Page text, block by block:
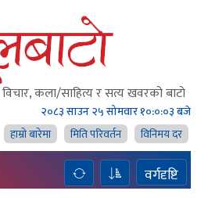
कला/साहित्य र सत्य खवरको बाटाे
२०८३ साउन २५ सोमवार१०:०:०४ बजे
हाम्राे बारेमा
मिति परिवर्तन विनिमय दर
वर्गदृष्टि